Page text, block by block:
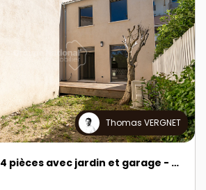
Thomas VERGNET
Maison neuve - 4 pièces avec jardin et garage - Quartier des Marronniers